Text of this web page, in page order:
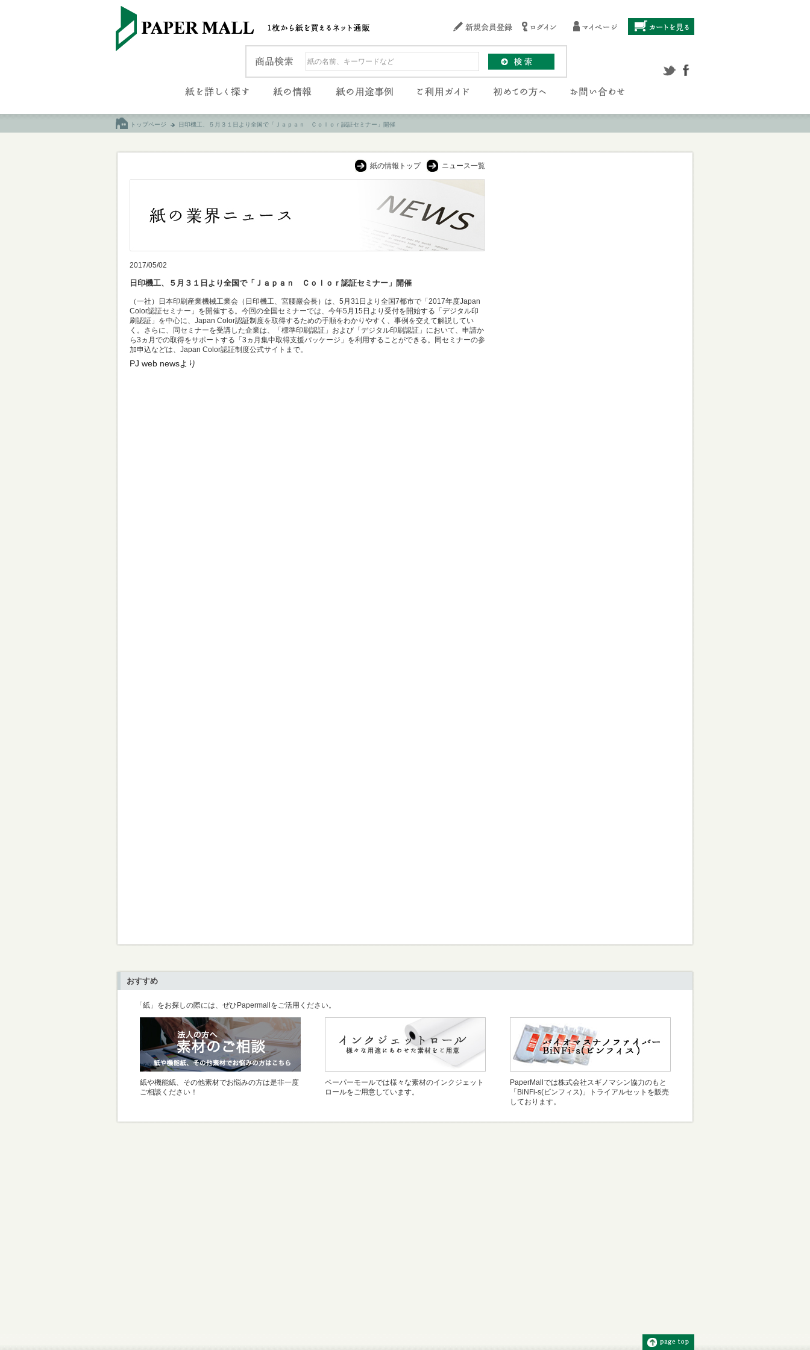
トップページ 日印機工、５月３１日より全国で「Ｊａｐａｎ Ｃｏｌｏｒ認証セミナー」開催
紙の情報トップ ニュース一覧
2017/05/02
日印機工、５月３１日より全国で「Ｊａｐａｎ Ｃｏｌｏｒ認証セミナー」開催
（一社）日本印刷産業機械工業会（日印機工、宮腰巖会長）は、5月31日より全国7都市で「2017年度Japan
Color認証セミナー」を開催する。今回の全国セミナーでは、今年5月15日より受付を開始する「デジタル印
刷認証」を中心に、Japan Color認証制度を取得するための手順をわかりやすく、事例を交えて解説してい
く。さらに、同セミナーを受講した企業は、「標準印刷認証」および「デジタル印刷認証」において、申請か
ら3ヵ月での取得をサポートする「3ヵ月集中取得支援パッケージ」を利用することができる。同セミナーの参
加申込などは、Japan Color認証制度公式サイトまで。
PJ web newsより
おすすめ
「紙」をお探しの際には、ぜひPapermallをご活用ください。
紙や機能紙、その他素材でお悩みの方は是非一度
ご相談ください！
ペーパーモールでは様々な素材のインクジェット
ロールをご用意しています。
PaperMallでは株式会社スギノマシン協力のもと
「BiNFi-s(ビンフィス)」トライアルセットを販売
しております。